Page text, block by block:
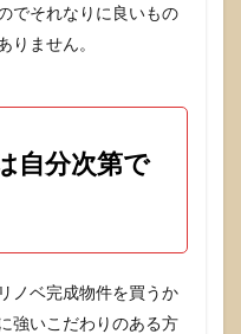
でそれなりに良いもの
りません。
自分次第で
ノベ完成物件を買うか
強いこだわりのある方